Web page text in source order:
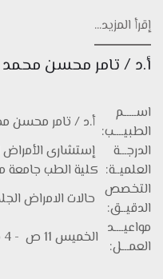
إقرأ المزيد...
أ.د / تامر محسن محمد
أ.د / تامر محسن
اســـــم
الطبيــــب:
إستشارى الأمراض
كلية الطب جامعة
الدرجـــة
العلميــة:
حالات الامراض التخصص
الدقيــق:
الخميس 11 ص - 4 م مواعيــــد
العمـــل: